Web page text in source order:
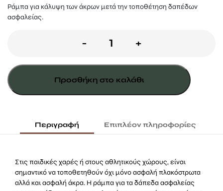
Ράμπα για κάλυψη των άκρων μετά την τοποθέτηση δαπέδων
ασφαλείας.
-
Ράμπα
ασφαλείας
2-
100εκ.
+
Προσθήκη στο καλάθι
Περιγραφή Επιπλέον πληροφορίες
Στις παιδικές χαρές ή στους αθλητικούς χώρους, είναι
σημαντικό να τοποθετηθούν όχι μόνο ασφαλή πλακόστρωτα
αλλά και ασφαλή άκρα. Η ράμπα για τα δάπεδα ασφαλείας